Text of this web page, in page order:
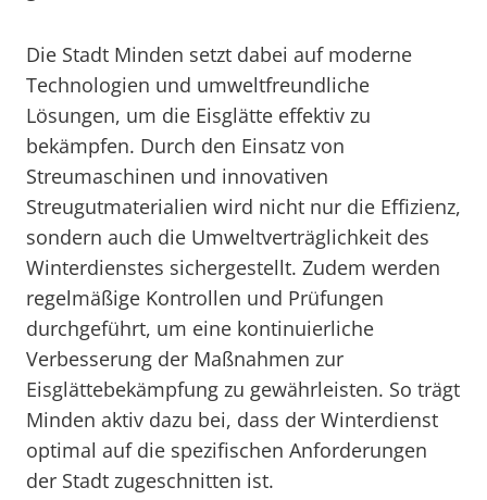
Die Stadt Minden setzt dabei auf moderne
Technologien und umweltfreundliche
Lösungen, um die Eisglätte effektiv zu
bekämpfen. Durch den Einsatz von
Streumaschinen und innovativen
Streugutmaterialien wird nicht nur die Effizienz,
sondern auch die Umweltverträglichkeit des
Winterdienstes sichergestellt. Zudem werden
regelmäßige Kontrollen und Prüfungen
durchgeführt, um eine kontinuierliche
Verbesserung der Maßnahmen zur
Eisglättebekämpfung zu gewährleisten. So trägt
Minden aktiv dazu bei, dass der Winterdienst
optimal auf die spezifischen Anforderungen
der Stadt zugeschnitten ist.